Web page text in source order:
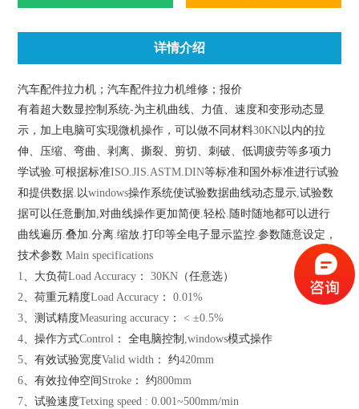
详情介绍
汽车配件拉力机；汽车配件拉力机维修；报价
有着超大数显控制系统-为主机曲线、力值、速度和变形动态显
示，加上电脑可实现微机操作，可以做不同材料30KN以内的拉
伸、压缩、弯曲、剥离、撕裂、剪切、刺破、低调疲劳等多项力
学试验.可根据标准ISO.JIS.ASTM.DIN等标准和国外标准进行试验
和提供数据. 以windows操作系统使试验数据曲线动态显示,试验数
据可以任意删加,对曲线操作更加简便.轻松. 随时随地都可以进行
曲线遍历.叠加.分离.缩放.打印等全电子显示监控.参数随意设定，
技术参数 Main specifications
1、大负荷Load Accuracy ： 30KN （任意选）
2、荷重元精度Load Accuracy ：
0.01%
3、测试精度Measuring accuracy ：
< ±0.5%
4、操作方式Control ： 全电脑控制 ,windows模式操作
5、有效试验宽度Valid width ： 约420mm
6、有效拉伸空间 Stroke ： 约800mm
7、试验速度Tetxing speed : 0.001~500mm/min